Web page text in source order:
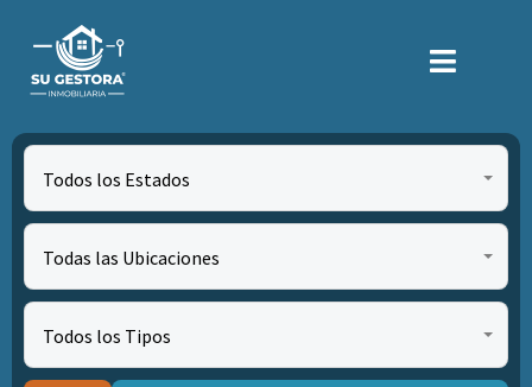
Todos los Estados
Todas las Ubicaciones
Todos los Tipos